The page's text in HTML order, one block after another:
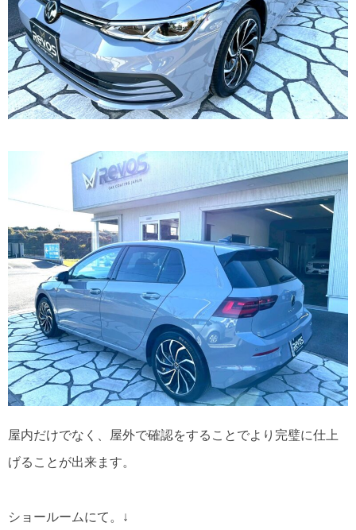
屋内だけでなく、屋外で確認をすることでより完璧に仕上
げることが出来ます。
ショールームにて。↓